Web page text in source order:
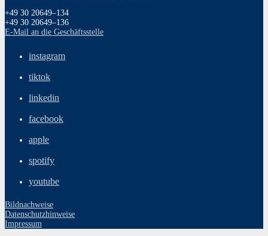
+49 30 20649–134
+49 30 20649–136
E‑Mail an die Geschäftsstelle
instagram
tiktok
linkedin
facebook
apple
spotify
youtube
Bildnachweise
Datenschutzhinweise
Impressum